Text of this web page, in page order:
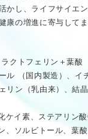
かし、ライフサイエ
康の増進に寄与してま
クトフェリン＋葉酸
ル （国内製造）、イ
リン（乳由来）、結
ケイ素、ステアリン
、ソルビトール、葉酸